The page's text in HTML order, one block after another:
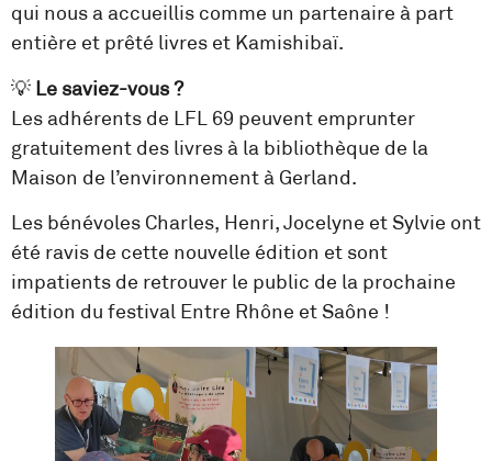
qui nous a accueillis comme un partenaire à part
entière et prêté livres et Kamishibaï.
💡 Le saviez-vous ?
Les adhérents de LFL 69 peuvent emprunter
gratuitement des livres à la bibliothèque de la
Maison de l’environnement à Gerland.
Les bénévoles Charles, Henri, Jocelyne et Sylvie ont
été ravis de cette nouvelle édition et sont
impatients de retrouver le public de la prochaine
édition du festival Entre Rhône et Saône !